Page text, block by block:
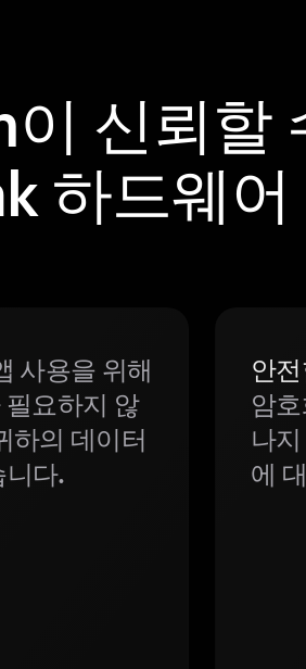
신뢰할
하드웨어
사용을 위해
요하지 않
하의 데이터
니다.
안
암
나
에